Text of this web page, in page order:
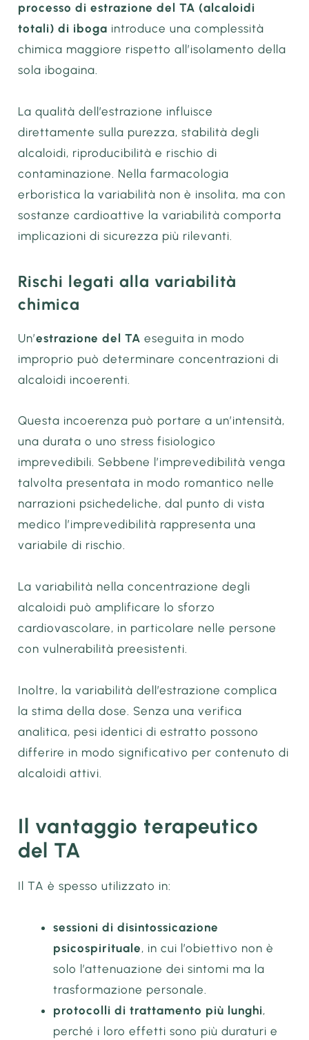
processo di estrazione del TA (alcaloidi
totali) di iboga introduce una complessità
chimica maggiore rispetto all’isolamento della
sola ibogaina.
La qualità dell’estrazione influisce
direttamente sulla purezza, stabilità degli
alcaloidi, riproducibilità e rischio di
contaminazione. Nella farmacologia
erboristica la variabilità non è insolita, ma con
sostanze cardioattive la variabilità comporta
implicazioni di sicurezza più rilevanti.
Rischi legati alla variabilità
chimica
Un’estrazione del TA eseguita in modo
improprio può determinare concentrazioni di
alcaloidi incoerenti.
Questa incoerenza può portare a un’intensità,
una durata o uno stress fisiologico
imprevedibili. Sebbene l’imprevedibilità venga
talvolta presentata in modo romantico nelle
narrazioni psichedeliche, dal punto di vista
medico l’imprevedibilità rappresenta una
variabile di rischio.
La variabilità nella concentrazione degli
alcaloidi può amplificare lo sforzo
cardiovascolare, in particolare nelle persone
con vulnerabilità preesistenti.
Inoltre, la variabilità dell’estrazione complica
la stima della dose. Senza una verifica
analitica, pesi identici di estratto possono
differire in modo significativo per contenuto di
alcaloidi attivi.
Il vantaggio terapeutico
del TA
Il TA è spesso utilizzato in:
sessioni di disintossicazione
psicospirituale, in cui l’obiettivo non è
solo l’attenuazione dei sintomi ma la
trasformazione personale.
protocolli di trattamento più lunghi,
perché i loro effetti sono più duraturi e